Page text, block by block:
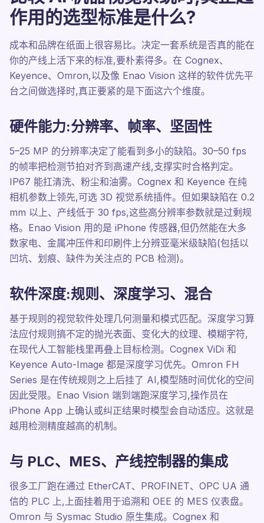
作用的选型标准是什么?
成本和品牌在纸面上很容易比。决定一套系统是否真的能在
你的产线上活下来的标准,要朴素得多。在 Cognex、
Keyence、Omron,以及像 Enao Vision 这样的软件优先平
台之间做选择时,真正要紧的是下面这六个维度。
硬件能力:分辨率、帧率、坚固性
5–25 MP 的分辨率决定了能看到多小的缺陷。30–50 fps
的帧率把检测节拍对齐到高速产线,支撑实时合格判定。
IP67 能扛清洗、粉尘和油雾。Cognex 和 Keyence 在纯
相机参数上领先,可选 3D 视觉系统插件。但如果缺陷在 0.2
mm 以上、产线低于 30 fps,这些高分辨率参数就是过剩规
格。Enao Vision 用的是 iPhone 传感器,但仍然能在大多
数家电、金属冲压件和印刷件上分辨亚毫米级缺陷(包括以
凹坑、划痕、缺件为关注点的 PCB 检测)。
软件深度:规则、深度学习、混合
基于规则的视觉软件处理几何测量和模式匹配。深度学习算
法应付规则搞不定的抛光表面、变化大的纹理、模糊字符,
在现代人工智能栈里再叠上目标检测。Cognex ViDi 和
Keyence Auto-Image 都是深度学习优先。Omron FH
Series 是在传统规则之上后挂了 AI,模型随时间优化的空间
因此受限。Enao Vision 端到端跑深度学习,操作员在
iPhone App 上确认或纠正结果时模型会自动适应。这就是
越用检测精度越高的机制。
与 PLC、MES、产线控制器的集成
很多工厂跑在通过 EtherCAT、PROFINET、OPC UA 通
信的 PLC 上,上面挂着用于追溯和 OEE 的 MES 仪表盘。
Omron 与 Sysmac Studio 原生集成。Cognex 和